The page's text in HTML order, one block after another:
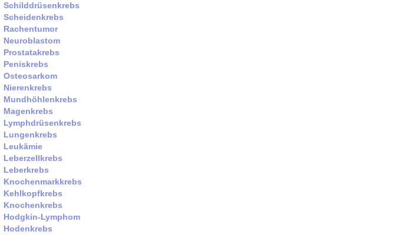
Schilddrüsenkrebs
Scheidenkrebs
Rachentumor
Neuroblastom
Prostatakrebs
Peniskrebs
Osteosarkom
Nierenkrebs
Mundhöhlenkrebs
Magenkrebs
Lymphdrüsenkrebs
Lungenkrebs
Leukämie
Leberzellkrebs
Leberkrebs
Knochenmarkkrebs
Kehlkopfkrebs
Knochenkrebs
Hodgkin-Lymphom
Hodenkrebs